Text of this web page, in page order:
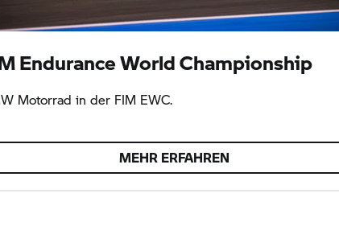
Endurance World Championship
Motorrad in der FIM EWC.
MEHR ERFAHREN